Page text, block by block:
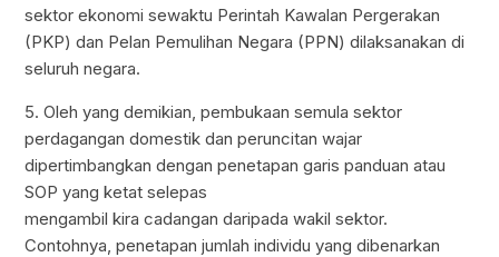
sektor ekonomi sewaktu Perintah Kawalan Pergerakan
(PKP) dan Pelan Pemulihan Negara (PPN) dilaksanakan di
seluruh negara.
5. Oleh yang demikian, pembukaan semula sektor
perdagangan domestik dan peruncitan wajar
dipertimbangkan dengan penetapan garis panduan atau
SOP yang ketat selepas
mengambil kira cadangan daripada wakil sektor.
Contohnya, penetapan jumlah individu yang dibenarkan